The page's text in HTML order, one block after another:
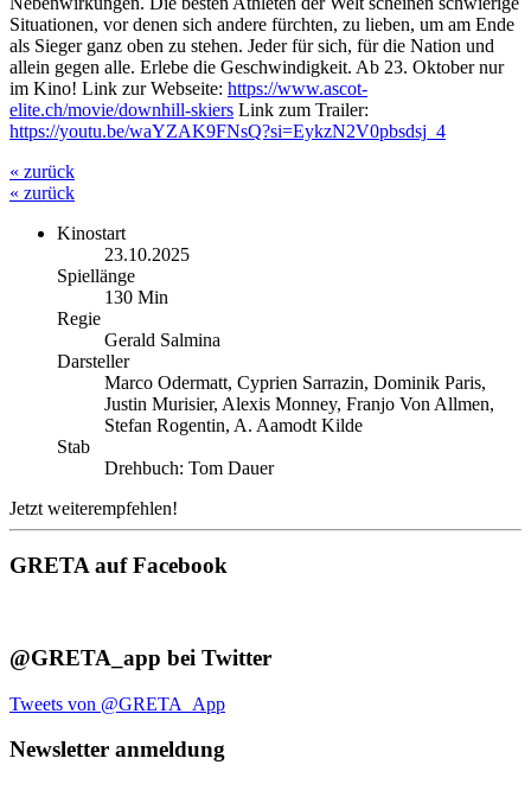
Situationen, vor denen sich andere fürchten, zu lieben, um am Ende
als Sieger ganz oben zu stehen. Jeder für sich, für die Nation und
allein gegen alle. Erlebe die Geschwindigkeit. Ab 23. Oktober nur
im Kino! Link zur Webseite: https://www.ascot-
elite.ch/movie/downhill-skiers Link zum Trailer:
https://youtu.be/waYZAK9FNsQ?si=EykzN2V0pbsdsj_4
« zurück
« zurück
Kinostart
23.10.2025
Spiellänge
130 Min
Regie
Gerald Salmina
Darsteller
Marco Odermatt, Cyprien Sarrazin, Dominik Paris,
Justin Murisier, Alexis Monney, Franjo Von Allmen,
Stefan Rogentin, A. Aamodt Kilde
Stab
Drehbuch: Tom Dauer
Jetzt weiterempfehlen!
GRETA auf Facebook
@GRETA_app bei Twitter
Tweets von @GRETA_App
Newsletter anmeldung